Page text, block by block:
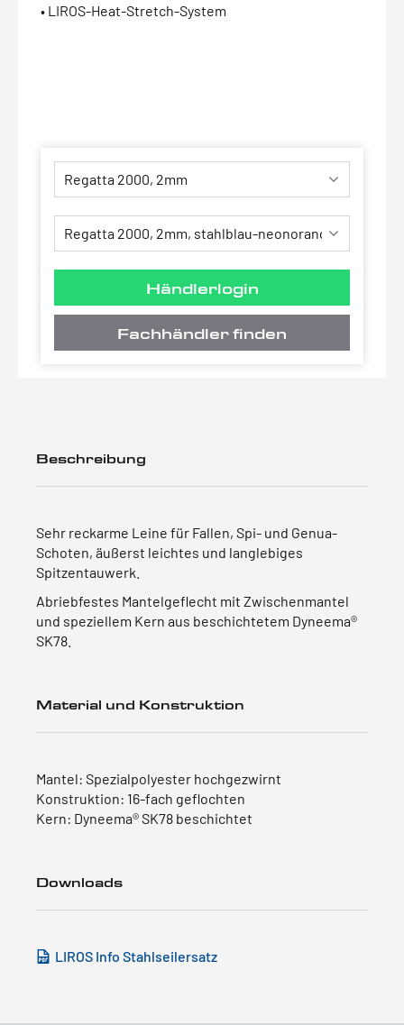
• LIROS-Heat-Stretch-System
Händlerlogin
Fachhändler finden
Beschreibung
Sehr reckarme Leine für Fallen, Spi- und Genua-
Schoten, äußerst leichtes und langlebiges
Spitzentauwerk.
Abriebfestes Mantelgeflecht mit Zwischenmantel
und speziellem Kern aus beschichtetem Dyneema®
SK78.
Material und Konstruktion
Mantel: Spezialpolyester hochgezwirnt
Konstruktion: 16-fach geflochten
Kern: Dyneema® SK78 beschichtet
Downloads
LIROS Info Stahlseilersatz